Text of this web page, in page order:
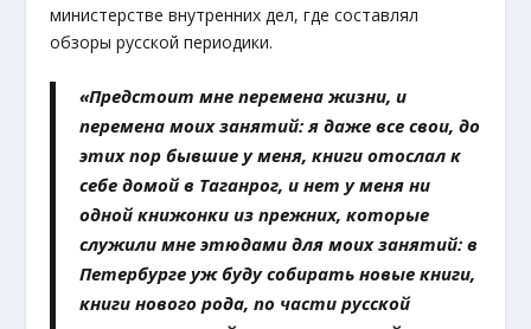
министерстве внутренних дел, где составлял
обзоры русской периодики.
«Предстоит мне перемена жизни, и
перемена моих занятий: я даже все свои, до
этих пор бывшие у меня, книги отослал к
себе домой в Таганрог, и нет у меня ни
одной книжонки из прежних, которые
служили мне этюдами для моих занятий: в
Петербурге уж буду собирать новые книги,
книги нового рода, по части русской